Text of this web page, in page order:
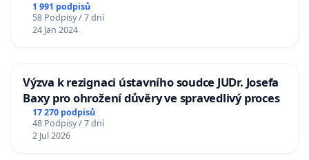
1 991 podpisů
58 Podpisy / 7 dní
24 Jan 2024
Výzva k rezignaci ústavního soudce JUDr. Josefa
Baxy pro ohrožení důvěry ve spravedlivý proces
17 270 podpisů
48 Podpisy / 7 dní
2 Jul 2026